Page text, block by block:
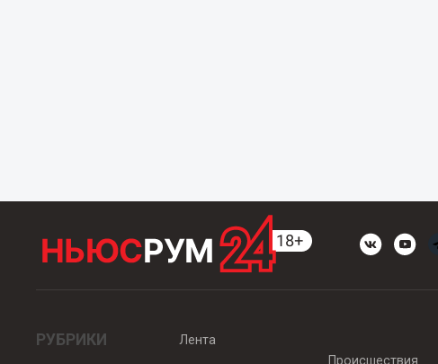
РУБРИКИ
Лента
Происшествия